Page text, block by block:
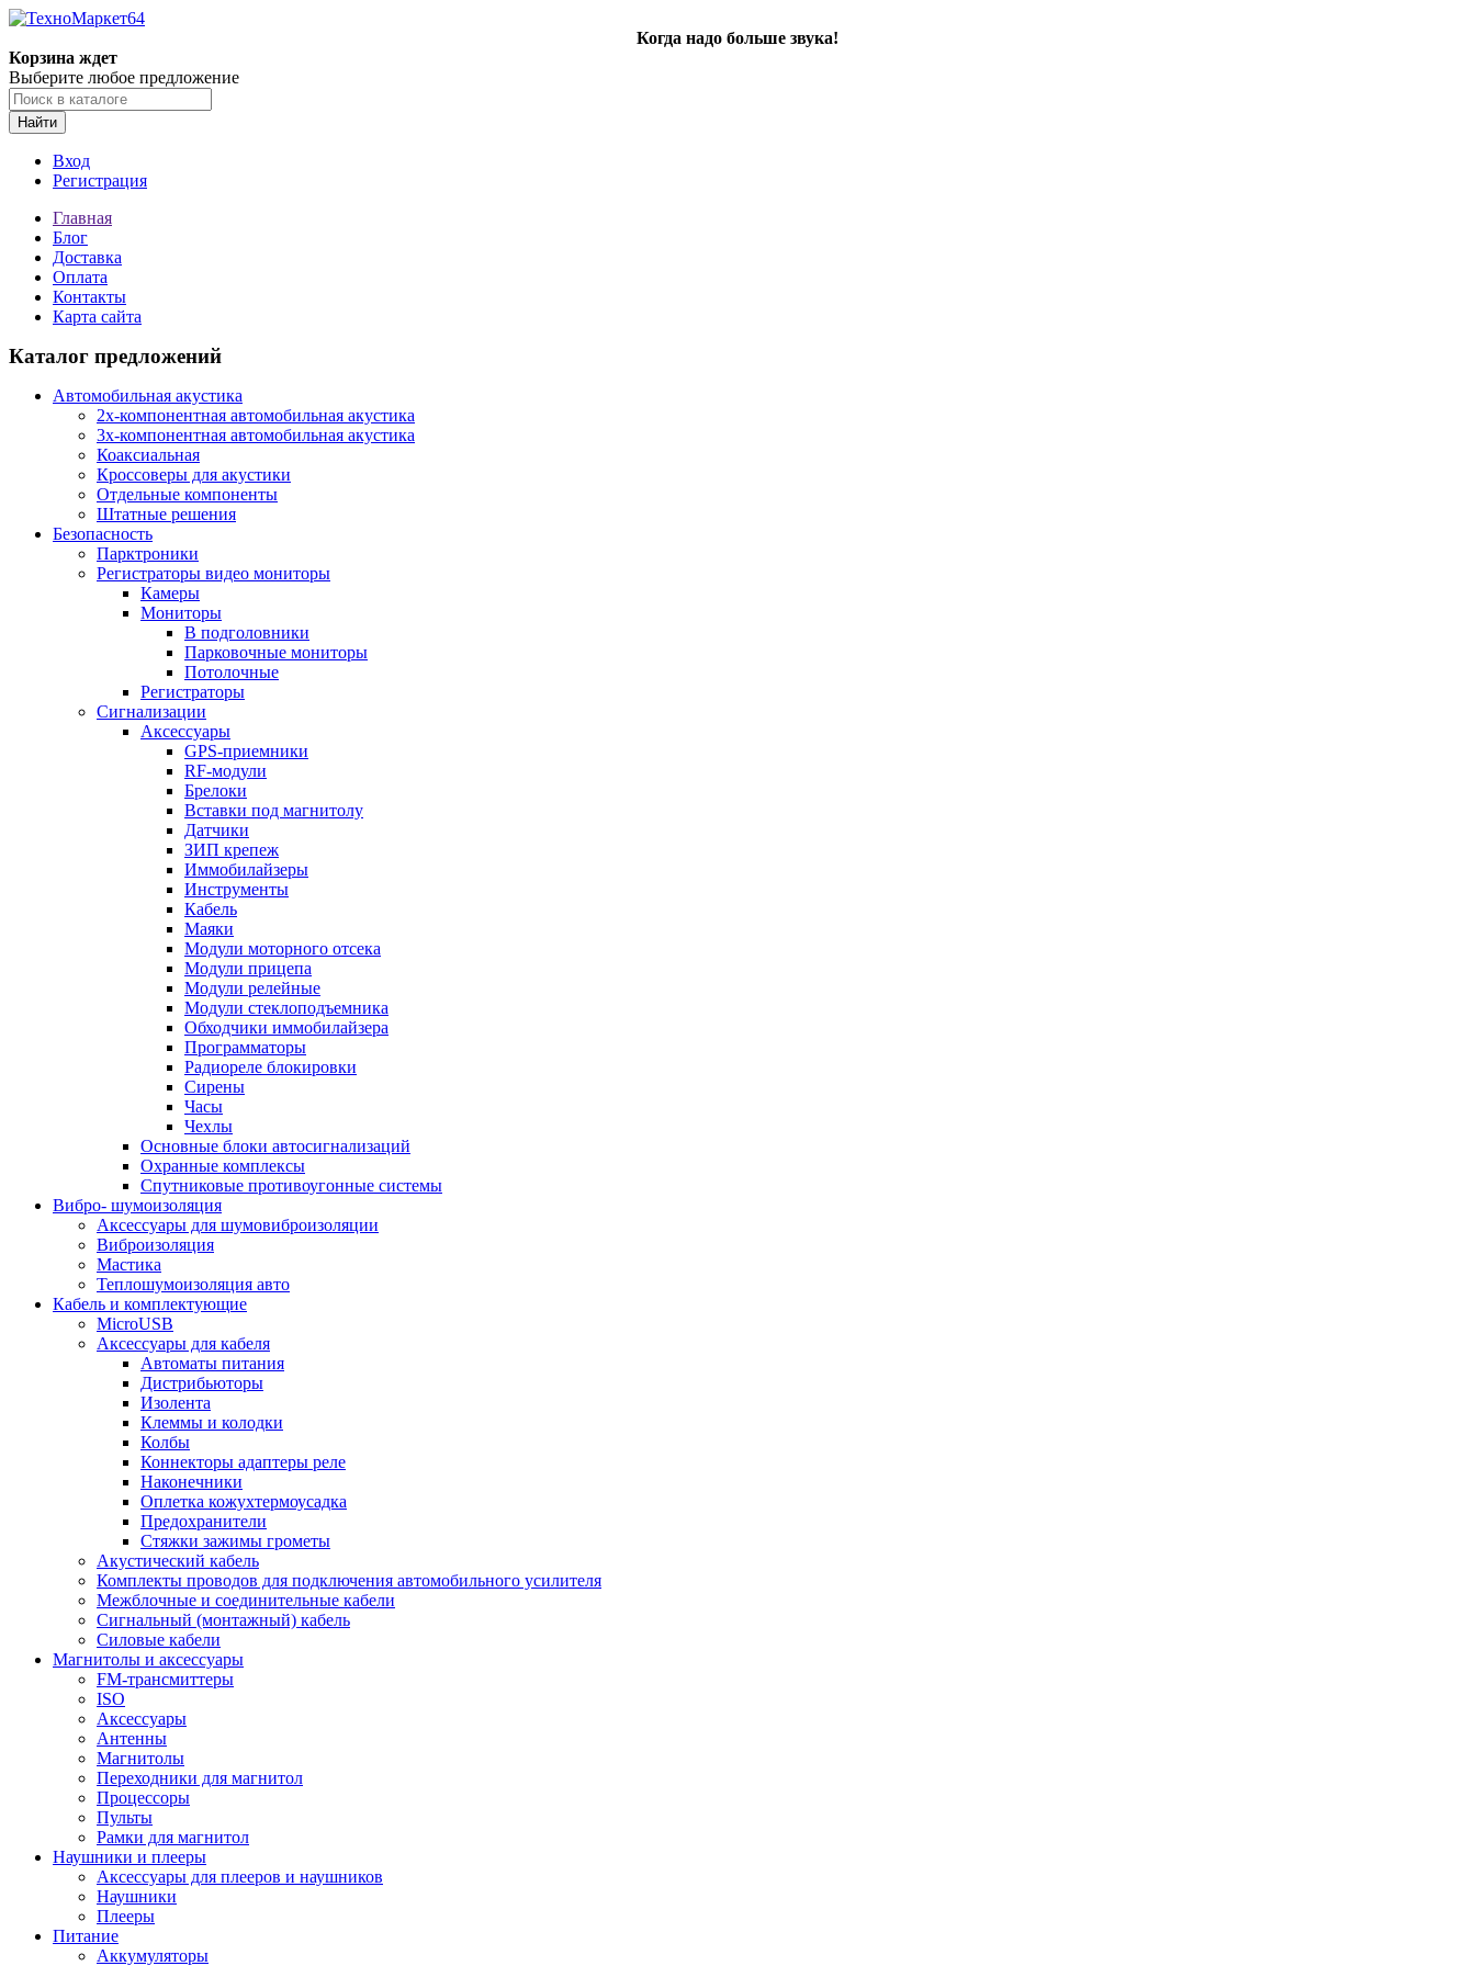
Когда надо больше звука!
Корзина ждет
Выберите любое предложение
Найти
Вход
Регистрация
Главная
Блог
Доставка
Оплата
Контакты
Карта сайта
Каталог предложений
Автомобильная акустика
2х-компонентная автомобильная акустика
3х-компонентная автомобильная акустика
Коаксиальная
Кроссоверы для акустики
Отдельные компоненты
Штатные решения
Безопасность
Парктроники
Регистраторы видео мониторы
Камеры
Мониторы
В подголовники
Парковочные мониторы
Потолочные
Регистраторы
Сигнализации
Аксессуары
GPS-приемники
RF-модули
Брелоки
Вставки под магнитолу
Датчики
ЗИП крепеж
Иммобилайзеры
Инструменты
Кабель
Маяки
Модули моторного отсека
Модули прицепа
Модули релейные
Модули стеклоподъемника
Обходчики иммобилайзера
Программаторы
Радиореле блокировки
Сирены
Часы
Чехлы
Основные блоки автосигнализаций
Охранные комплексы
Спутниковые противоугонные системы
Вибро- шумоизоляция
Аксессуары для шумовиброизоляции
Виброизоляция
Мастика
Теплошумоизоляция авто
Кабель и комплектующие
MicroUSB
Аксессуары для кабеля
Автоматы питания
Дистрибьюторы
Изолента
Клеммы и колодки
Колбы
Коннекторы адаптеры реле
Наконечники
Оплетка кожухтермоусадка
Предохранители
Стяжки зажимы грометы
Акустический кабель
Комплекты проводов для подключения автомобильного усилителя
Межблочные и соединительные кабели
Сигнальный (монтажный) кабель
Силовые кабели
Магнитолы и аксессуары
FM-трансмиттеры
ISO
Аксессуары
Антенны
Магнитолы
Переходники для магнитол
Процессоры
Пульты
Рамки для магнитол
Наушники и плееры
Аксессуары для плееров и наушников
Наушники
Плееры
Питание
Аккумуляторы